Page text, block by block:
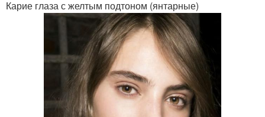
Карие глаза с желтым подтоном (янтарные)